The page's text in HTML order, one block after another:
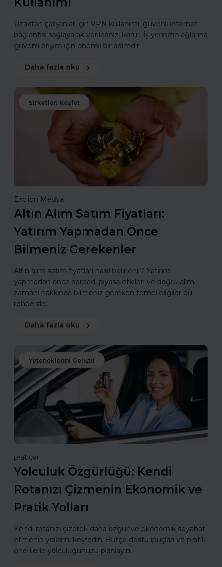
Uzaktan çalışanlar için VPN kullanımı, güvenli internet
bağlantısı sağlayarak verilerinizi korur. İş yerinizin ağlarına
güvenli erişim için önemli bir adımdır.
Daha fazla oku
Şirketleri Keşfet
Exclion Medya
Altın Alım Satım Fiyatları:
Yatırım Yapmadan Önce
Bilmeniz Gerekenler
Altın alım satım fiyatları nasıl belirlenir? Yatırım
yapmadan önce spread, piyasa etkileri ve doğru alım
zamanı hakkında bilmeniz gereken temel bilgiler bu
rehberde.
Daha fazla oku
Yeteneklerini Geliştir
praticar
Yolculuk Özgürlüğü: Kendi
Rotanızı Çizmenin Ekonomik ve
Pratik Yolları
Kendi rotanızı çizerek daha özgür ve ekonomik seyahat
etmenin yollarını keşfedin. Bütçe dostu ipuçları ve pratik
önerilerle yolculuğunuzu planlayın.